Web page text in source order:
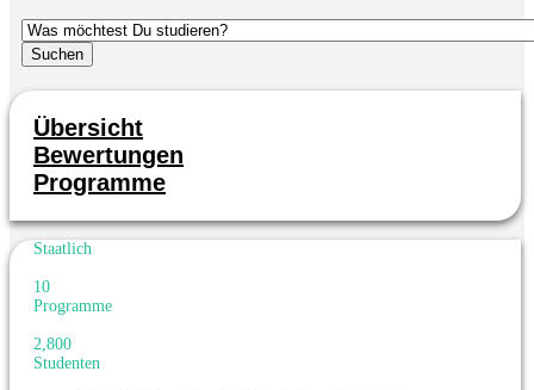
Übersicht
Bewertungen
Programme
Staatlich
10
Programme
2,800
Studenten